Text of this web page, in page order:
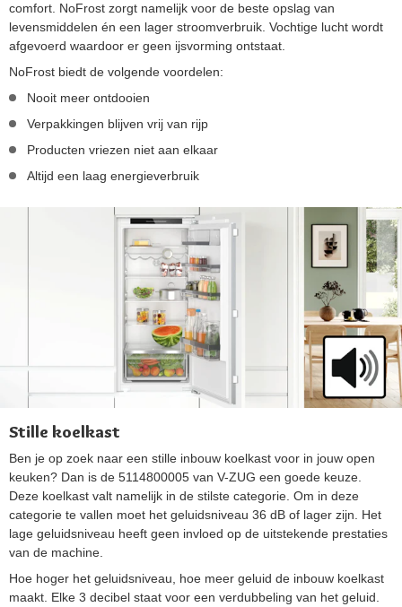
comfort. NoFrost zorgt namelijk voor de beste opslag van
levensmiddelen én een lager stroomverbruik. Vochtige lucht wordt
afgevoerd waardoor er geen ijsvorming ontstaat.
NoFrost biedt de volgende voordelen:
Nooit meer ontdooien
Verpakkingen blijven vrij van rijp
Producten vriezen niet aan elkaar
Altijd een laag energieverbruik
Stille koelkast
Ben je op zoek naar een stille inbouw koelkast voor in jouw open
keuken? Dan is de 5114800005 van V-ZUG een goede keuze.
Deze koelkast valt namelijk in de stilste categorie. Om in deze
categorie te vallen moet het geluidsniveau 36 dB of lager zijn. Het
lage geluidsniveau heeft geen invloed op de uitstekende prestaties
van de machine.
Hoe hoger het geluidsniveau, hoe meer geluid de inbouw koelkast
maakt. Elke 3 decibel staat voor een verdubbeling van het geluid.